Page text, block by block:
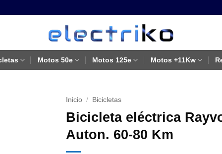
Motos 50e Motos 125e Motos +11Kw
Inicio / Bicicletas
Bicicleta eléctrica
Auton. 60-80 Km